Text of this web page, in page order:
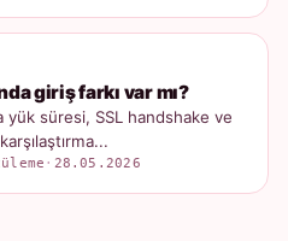
giriş farkı var mı?
yük süresi, SSL handshake ve
· 28.05.2026